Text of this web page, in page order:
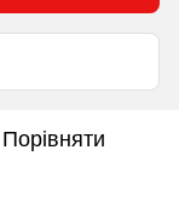
Порівняти